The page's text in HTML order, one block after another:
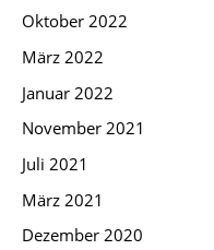
Oktober 2022
März 2022
Januar 2022
November 2021
Juli 2021
März 2021
Dezember 2020